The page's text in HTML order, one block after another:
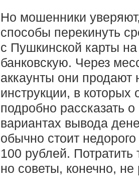
Но мошенники
способы перекинуть
с Пушкинской карты
банковскую. Через
аккаунты они продают
инструкции, в
подробно рассказать
вариантах вывода
обычно стоит
100 рублей.
но советы, конечно, не